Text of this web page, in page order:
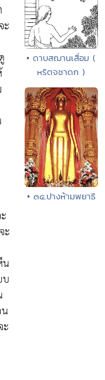
ะ
ะ
น
• ดาบสฌานเสื่อม (
หริตจชาดก )
• ๓๔.ปางห้ามพยาธิ